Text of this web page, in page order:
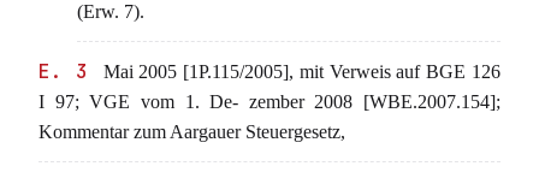
(Erw. 7).
E. 3
Mai 2005 [1P.115/2005], mit Verweis auf BGE 126
I 97; VGE vom 1. De- zember 2008 [WBE.2007.154];
Kommentar zum Aargauer Steuergesetz,